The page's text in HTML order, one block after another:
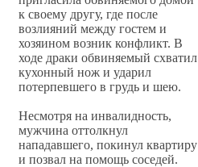
к своему другу, где после
возлияний между гостем и
хозяином возник конфликт. В
ходе драки обвиняемый схватил
кухонный нож и ударил
потерпевшего в грудь и шею.
Несмотря на инвалидность,
мужчина оттолкнул
нападавшего, покинул квартиру
и позвал на помощь соседей.